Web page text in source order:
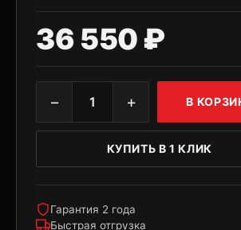
36 550 ₽
− 1 + В
КУПИТЬ В 1 КЛИК
Гарантия 2 года
Быстрая отгрузка